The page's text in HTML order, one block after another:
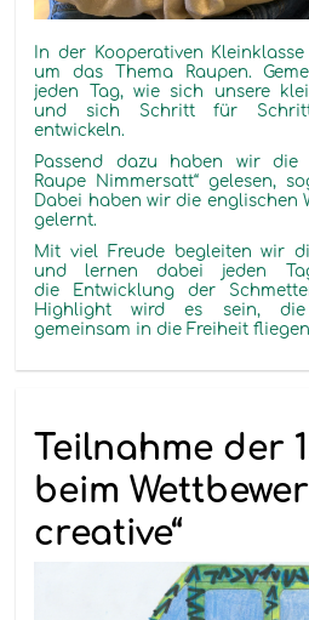
In der Kooperativen
um das Thema Raupen.
jeden Tag, wie sich unsere
und sich Schritt für Schritt
entwickeln.
Passend dazu haben wir die
Raupe Nimmersatt“ gelesen,
Dabei haben wir die englischen
gelernt.
Mit viel Freude begleiten wir
und lernen dabei jeden
die Entwicklung der
Highlight wird es sein, die
gemeinsam in die Freiheit
Teilnahme der
beim
creative“